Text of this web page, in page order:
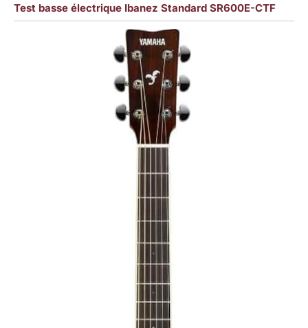
Test basse électrique Ibanez Standard SR600E-CTF